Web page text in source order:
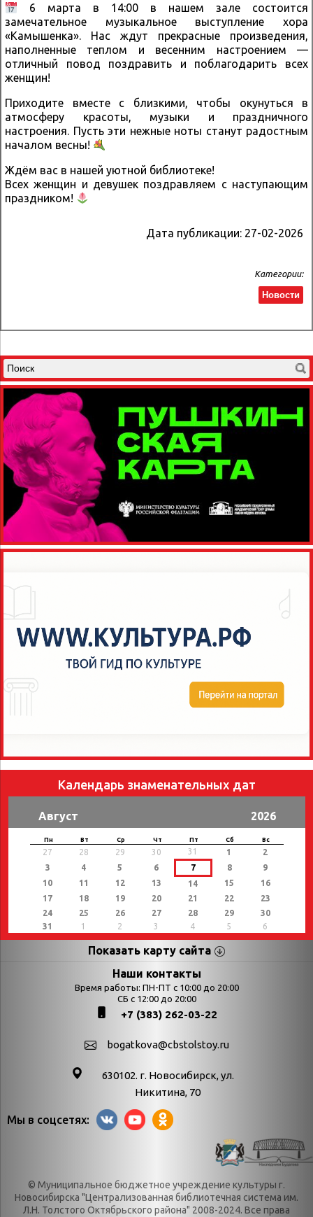
6 марта в 14:00 в нашем зале состоится
замечательное музыкальное выступление хора
«Камышенка». Нас ждут прекрасные произведения,
наполненные теплом и весенним настроением —
отличный повод поздравить и поблагодарить всех
женщин!
Приходите вместе с близкими, чтобы окунуться в
атмосферу красоты, музыки и праздничного
настроения. Пусть эти нежные ноты станут радостным
началом весны!
Ждём вас в нашей уютной библиотеке!
Всех женщин и девушек поздравляем с наступающим
праздником!
Дата публикации: 27-02-2026
Категории:
Новости
Календарь знаменательных дат
Август 2026
Пн Вт Ср Чт Пт Сб Вс
27 28 29 30 31 1
2
3
4 5 6 7 8
9
10
11 12 13 14 15
16
17
18 19 20 21 22
23
24
25 26 27 28 29
30
31
1 2 3 4 5 6
Показать карту сайта
Страницы Категории
Календарь
Богатков
Новости
Категории
Выставки
День в истории
День в истории.
День в истории.
Декабрь
День в истории.
Июль
День в истории.
Наши контакты
Время работы: ПН-ПТ с 10:00 до 20:00
СБ с 12:00 до 20:00
+7 (383) 262-03-22
bogatkova@cbstolstoy.ru
630102. г. Новосибирск, ул.
Никитина, 70
Мы в соцсетях:
© Муниципальное бюджетное учреждение культуры г.
Новосибирска "Централизованная библиотечная система им.
Л.Н. Толстого Октябрьского района" 2008-2024. Все права